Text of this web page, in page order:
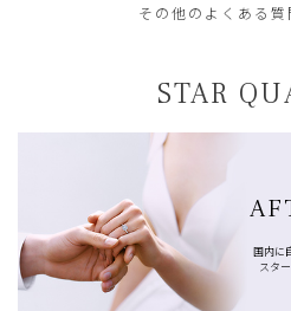
その他のよくある質
STAR
国内に
スタ